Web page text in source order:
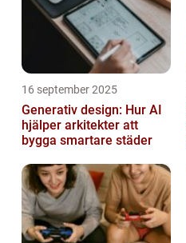
16 september 2025
Generativ design: Hur AI
hjälper arkitekter att
bygga smartare städer